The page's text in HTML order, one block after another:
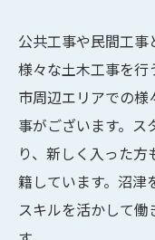
公共工事や民間工事
様々な土木工事を行
市周辺エリアでの
事がございます。ス
り、新しく入った
籍しています。沼津
スキルを活かして